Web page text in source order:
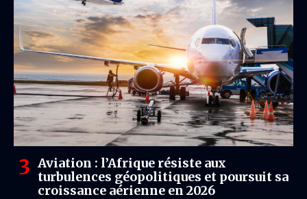
Aviation : l’Afrique résiste aux
turbulences géopolitiques et poursuit sa
croissance aérienne en 2026